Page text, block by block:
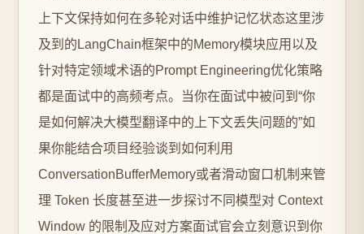
上下文保持如何在多轮对话中维护记忆状态这里涉
及到的LangChain框架中的Memory模块应用以及
针对特定领域术语的Prompt Engineering优化策略
都是面试中的高频考点。当你在面试中被问到“你
是如何解决大模型翻译中的上下文丢失问题的”如
果你能结合项目经验谈到如何利用
ConversationBufferMemory或者滑动窗口机制来管
理 Token 长度甚至进一步探讨不同模型对 Context
Window 的限制及应对方案面试官会立刻意识到你